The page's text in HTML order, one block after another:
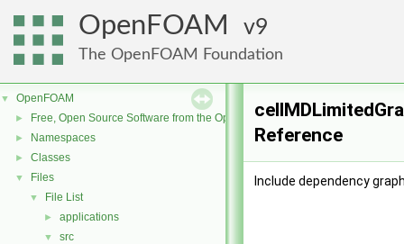
OpenFOAM 9
The OpenFOAM Foundation
▼ OpenFOAM
► Free, Open Source Software from the OpenFOAM Foundation
► Namespaces
► Classes
▼ Files
▼ File List
► applications
▼ src
Reference
Include dependency